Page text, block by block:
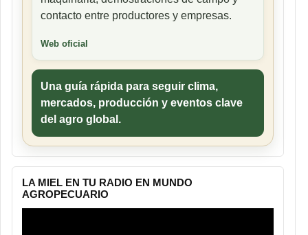
contacto entre productores y empresas.
Web oficial
Una guía rápida para seguir clima,
mercados, producción y eventos clave
del agro global.
LA MIEL EN TU RADIO EN MUNDO
AGROPECUARIO